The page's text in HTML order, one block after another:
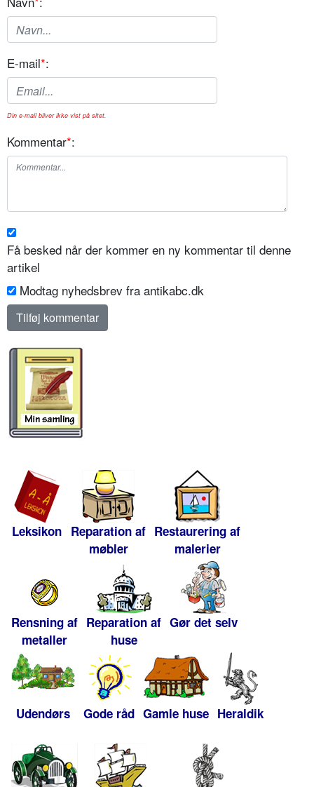
E-mail*:
Din e-mail bliver ikke vist på sitet.
Kommentar*:
Få besked når der kommer en ny kommentar til denne
artikel
Modtag nyhedsbrev fra antikabc.dk
Leksikon Reparation af
møbler
Restaurering af
malerier
Rensning af
metaller
Reparation af
huse
Gør det selv
Udendørs Gode råd Gamle huse Heraldik